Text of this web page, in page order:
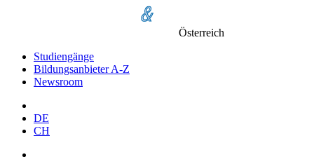
Österreich
Studiengänge
Bildungsanbieter A-Z
Newsroom
DE
CH